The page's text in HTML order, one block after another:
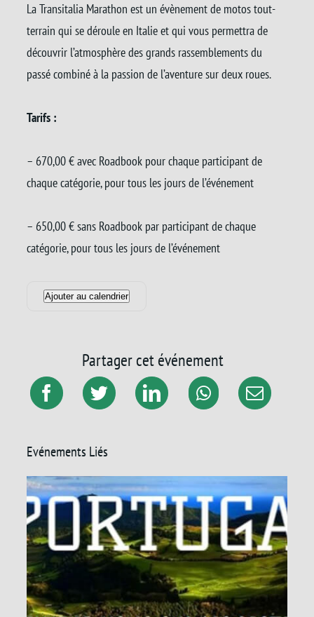
La Transitalia Marathon est un évènement de motos tout-
terrain qui se déroule en Italie et qui vous permettra de
découvrir l’atmosphère des grands rassemblements du
passé combiné à la passion de l’aventure sur deux roues.
Tarifs :
– 670,00 € avec Roadbook pour chaque participant de
chaque catégorie, pour tous les jours de l’événement
– 650,00 € sans Roadbook par participant de chaque
catégorie, pour tous les jours de l’événement
Ajouter au calendrier
Partager cet événement
Evénements Liés